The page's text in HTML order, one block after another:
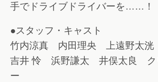
手でドライブドライバーを……！
●スタッフ・キャスト
竹内涼真 内田理央 上遠野太
吉井 怜 浜野謙太 井俣太良 ク
ー